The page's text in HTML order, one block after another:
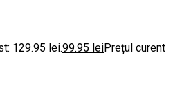
129.95 lei.99.95 leiPrețul curent